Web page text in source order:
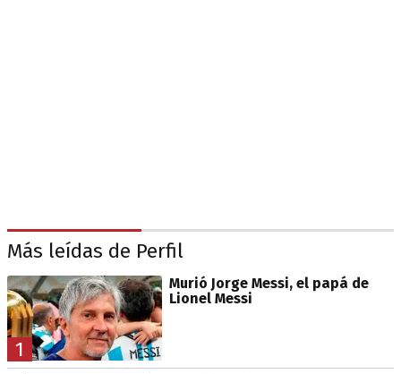
Más leídas de Perfil
1
Murió Jorge Messi, el papá de
Lionel Messi